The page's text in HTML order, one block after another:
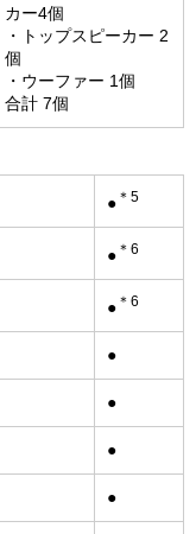
カー4個
・トップスピーカー 2
個
・ウーファー 1個
合計 7個
● ＊5
● ＊6
● ＊6
●
●
●
●